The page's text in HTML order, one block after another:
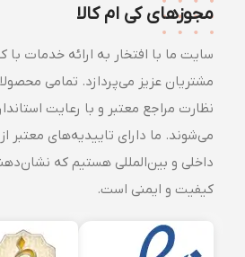
مجوزهای کی ام کالا
سایت ما با افتخار به ارائه خدمات با
مشتریان عزیز می‌پردازد. تمامی
نظارت مراجع معتبر و با رعایت
می‌شوند. ما دارای تاییدیه‌های معتبر از
داخلی و بین‌المللی هستیم که
کیفیت و ایمنی است.